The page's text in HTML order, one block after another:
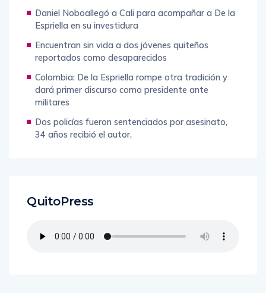
Daniel Noboallegó a Cali para acompañar a De la
Espriella en su investidura
Encuentran sin vida a dos jóvenes quiteños
reportados como desaparecidos
Colombia: De la Espriella rompe otra tradición y
dará primer discurso como presidente ante
militares
Dos policías fueron sentenciados por asesinato,
34 años recibió el autor.
QuitoPress